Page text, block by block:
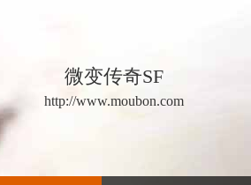
微变传奇SF
http://www.moubon.com